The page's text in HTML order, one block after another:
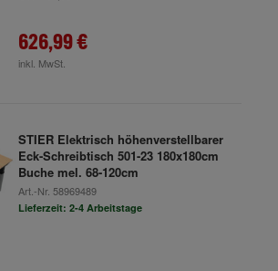
626,99 €
inkl. MwSt.
STIER Elektrisch höhenverstellbarer
Eck-Schreibtisch 501-23 180x180cm
Buche mel. 68-120cm
Art.-Nr. 58969489
Lieferzeit: 2-4 Arbeitstage